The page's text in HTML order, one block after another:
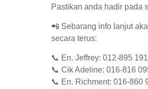
Pastikan anda hadir pada
📲 Sebarang info lanjut
secara terus:
📞 En. Jeffrey: 012-895
📞 Cik Adeline: 016-816
📞 En. Richment: 016-860